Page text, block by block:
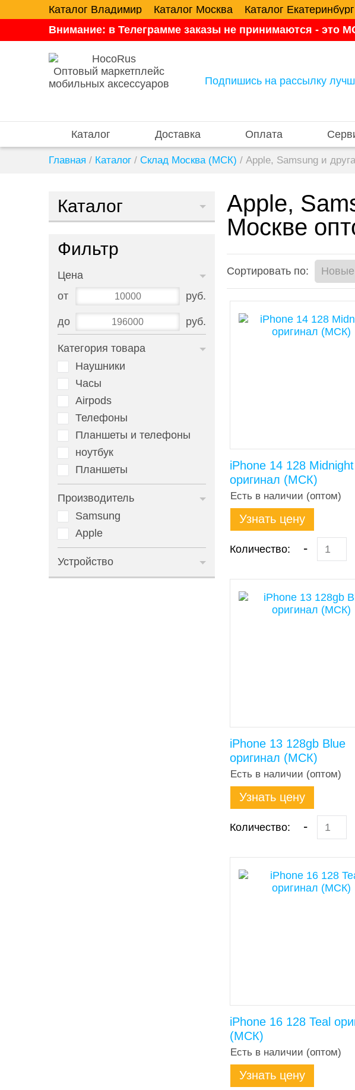
Каталог Владимир Каталог Москва Каталог Екатеринбург
Внимание: в Телеграмме заказы не принимаются - это
Оптовый маркетплейс
мобильных аксессуаров
Подпишись на рассылку
Каталог Доставка Оплата
Главная / Каталог / Склад Москва (МСК) / Apple, Samsung и
Apple,
Москве
Сортировать по:
iPhone 14 128 Midnight
оригинал (МСК)
Есть в наличии (оптом)
Узнать цену
Количество: -
iPhone 13 128gb Blue
оригинал (МСК)
Есть в наличии (оптом)
Узнать цену
Количество: -
iPhone 16 128 Teal
(МСК)
Есть в наличии (оптом)
Узнать цену
Каталог
Фильтр
Цена
от
руб.
до руб.
Категория товара
Наушники
Часы
Airpods
Телефоны
Планшеты и телефоны
ноутбук
Планшеты
Производитель
Samsung
Apple
Устройство